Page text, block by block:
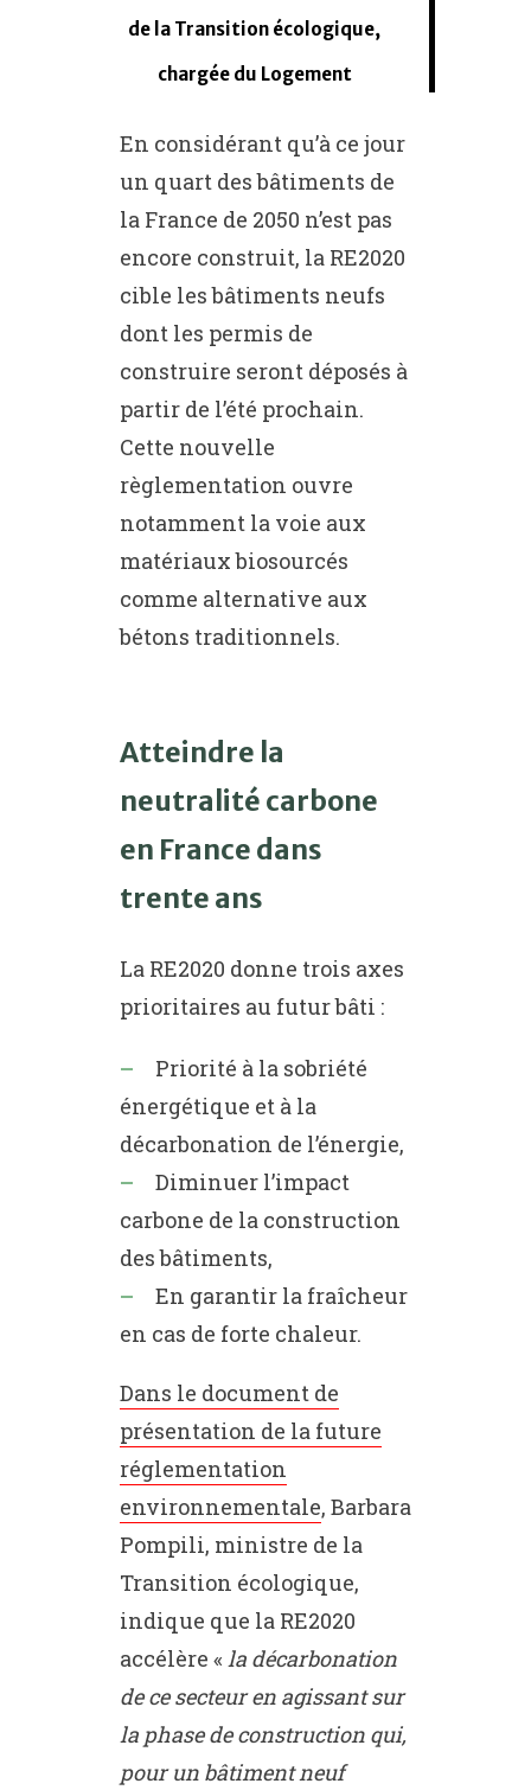
de la Transition écologique,
chargée du Logement
En considérant qu’à ce jour
un quart des bâtiments de
la France de 2050 n’est pas
encore construit, la RE2020
cible les bâtiments neufs
dont les permis de
construire seront déposés à
partir de l’été prochain.
Cette nouvelle
règlementation ouvre
notamment la voie aux
matériaux biosourcés
comme alternative aux
bétons traditionnels.
Atteindre la
neutralité carbone
en France dans
trente ans
La RE2020 donne trois axes
prioritaires au futur bâti :
Priorité à la sobriété
énergétique et à la
décarbonation de l’énergie,
Diminuer l’impact
carbone de la construction
des bâtiments,
En garantir la fraîcheur
en cas de forte chaleur.
Dans le document de
présentation de la future
réglementation
environnementale, Barbara
Pompili, ministre de la
Transition écologique,
indique que la RE2020
accélère « la décarbonation
de ce secteur en agissant sur
la phase de construction qui,
pour un bâtiment neuf